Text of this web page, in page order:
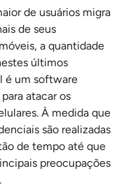
de usuários migra
de seus
a quantidade
últimos
é um software
atacar os
À medida que
são realizadas
de tempo até que
preocupações